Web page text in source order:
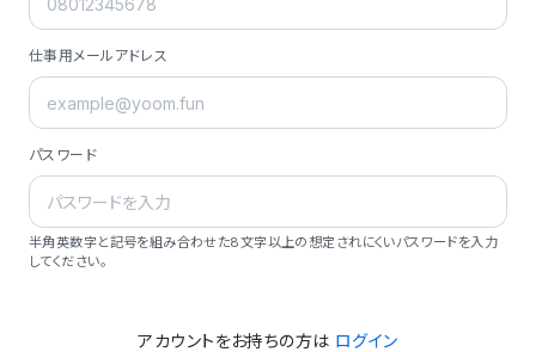
仕事用メールアドレス
パスワード
半角英数字と記号を組み合わせた8文字以上の想定されにくいパスワードを入力
してください。
アカウントをお持ちの方は ログイン